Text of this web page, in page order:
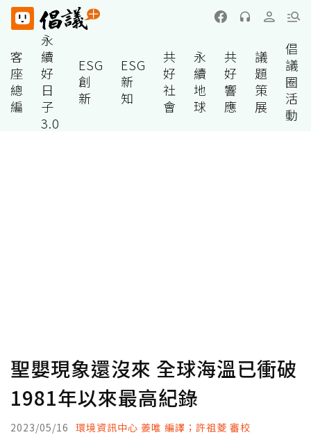
客
座
總
編
永
續
好
日
子
3.0
ESG
創
新
ESG
新
知
共
好
社
會
永
續
地
球
共
好
響
應
議
題
策
展
倡
議
圈
活
動
聖嬰現象還沒來 全球海溫已衝破
1981年以來最高紀錄
2023/05/16 環境資訊中心 姜唯 編譯；許祖菱 審校